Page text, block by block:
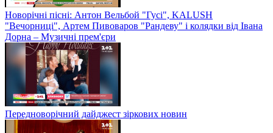
Новорічні пісні: Антон Вельбой "Гусі", KALUSH
"Вечорниці", Артем Пивоваров "Рандеву" і колядки від Івана
Дорна – Музичні прем'єри
Передноворічний дайджест зіркових новин